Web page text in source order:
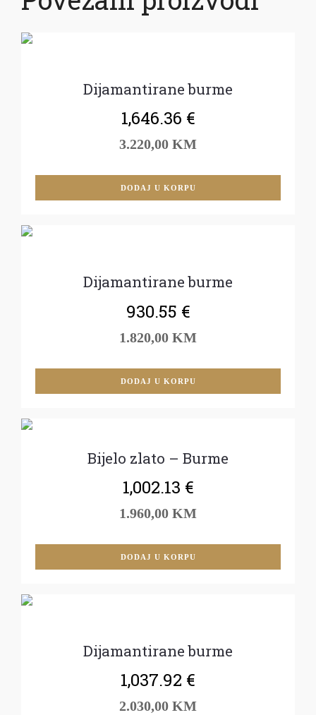
Dijamantirane burme
1,646.36 €
3.220,00 KM
DODAJ U KORPU
Dijamantirane burme
930.55 €
1.820,00 KM
DODAJ U KORPU
Bijelo zlato – Burme
1,002.13 €
1.960,00 KM
DODAJ U KORPU
Dijamantirane burme
1,037.92 €
2.030,00 KM